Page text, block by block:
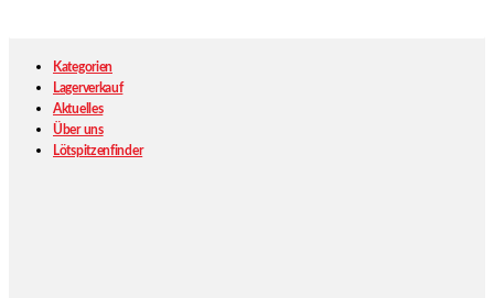
Kategorien
Lagerverkauf
Aktuelles
Über uns
Lötspitzenfinder